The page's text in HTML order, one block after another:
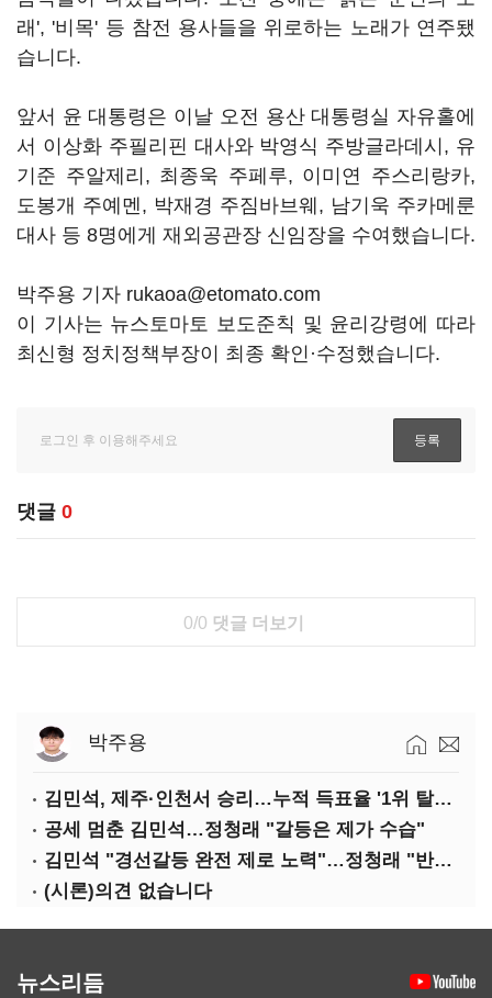
래', '비목' 등 참전 용사들을 위로하는 노래가 연주됐
습니다.
앞서 윤 대통령은 이날 오전 용산 대통령실 자유홀에
서 이상화 주필리핀 대사와 박영식 주방글라데시, 유
기준 주알제리, 최종욱 주페루, 이미연 주스리랑카,
도봉개 주예멘, 박재경 주짐바브웨, 남기욱 주카메룬
대사 등 8명에게 재외공관장 신임장을 수여했습니다.
박주용 기자 rukaoa@etomato.com
이 기사는 뉴스토마토 보도준칙 및 윤리강령에 따라
최신형 정치정책부장이 최종 확인·수정했습니다.
댓글 0
0/0 댓글 더보기
박주용
김민석, 제주·인천서 승리…누적 득표율 '1위 탈환'(종합)
공세 멈춘 김민석…정청래 "갈등은 제가 수습"
김민석 "경선갈등 완전 제로 노력"…정청래 "반명 공세 사과부터"
(시론)의견 없습니다
뉴스리듬